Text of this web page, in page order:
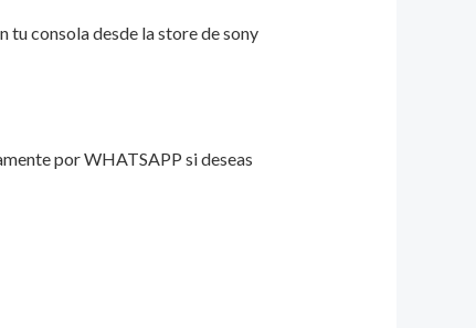
tu consola desde la store de sony
por WHATSAPP si deseas